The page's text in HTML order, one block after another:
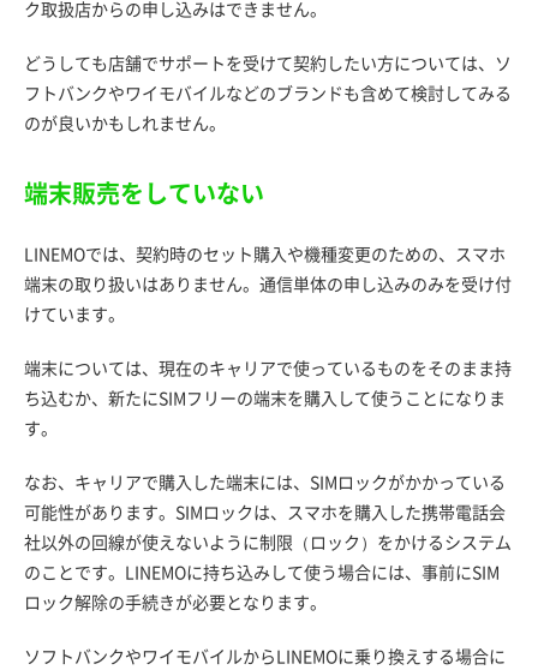
ク取扱店からの申し込みはできません。
どうしても店舗でサポートを受けて契約したい方については、ソ
フトバンクやワイモバイルなどのブランドも含めて検討してみる
のが良いかもしれません。
端末販売をしていない
LINEMOでは、契約時のセット購入や機種変更のための、スマホ
端末の取り扱いはありません。通信単体の申し込みのみを受け付
けています。
端末については、現在のキャリアで使っているものをそのまま持
ち込むか、新たにSIMフリーの端末を購入して使うことになりま
す。
なお、キャリアで購入した端末には、SIMロックがかかっている
可能性があります。SIMロックは、スマホを購入した携帯電話会
社以外の回線が使えないように制限（ロック）をかけるシステム
のことです。LINEMOに持ち込みして使う場合には、事前にSIM
ロック解除の手続きが必要となります。
ソフトバンクやワイモバイルからLINEMOに乗り換えする場合に